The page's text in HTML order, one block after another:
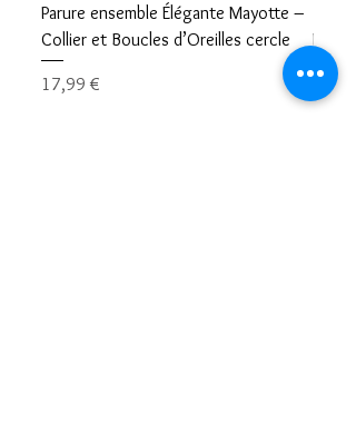
Parure ensemble Élégante Mayotte –
Collier et Boucles d’Oreilles cercle
Prix
17,99 € Prix8,99 €